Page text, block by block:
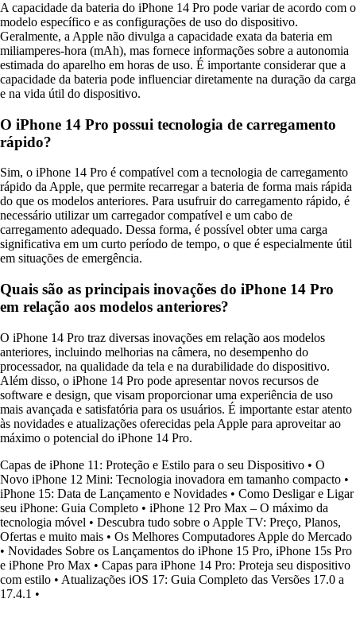
A capacidade da bateria do iPhone 14 Pro pode variar de acordo com o
modelo específico e as configurações de uso do dispositivo.
Geralmente, a Apple não divulga a capacidade exata da bateria em
miliamperes-hora (mAh), mas fornece informações sobre a autonomia
estimada do aparelho em horas de uso. É importante considerar que a
capacidade da bateria pode influenciar diretamente na duração da carga
e na vida útil do dispositivo.
O iPhone 14 Pro possui tecnologia de carregamento
rápido?
Sim, o iPhone 14 Pro é compatível com a tecnologia de carregamento
rápido da Apple, que permite recarregar a bateria de forma mais rápida
do que os modelos anteriores. Para usufruir do carregamento rápido, é
necessário utilizar um carregador compatível e um cabo de
carregamento adequado. Dessa forma, é possível obter uma carga
significativa em um curto período de tempo, o que é especialmente útil
em situações de emergência.
Quais são as principais inovações do iPhone 14 Pro
em relação aos modelos anteriores?
O iPhone 14 Pro traz diversas inovações em relação aos modelos
anteriores, incluindo melhorias na câmera, no desempenho do
processador, na qualidade da tela e na durabilidade do dispositivo.
Além disso, o iPhone 14 Pro pode apresentar novos recursos de
software e design, que visam proporcionar uma experiência de uso
mais avançada e satisfatória para os usuários. É importante estar atento
às novidades e atualizações oferecidas pela Apple para aproveitar ao
máximo o potencial do iPhone 14 Pro.
Capas de iPhone 11: Proteção e Estilo para o seu Dispositivo • O
Novo iPhone 12 Mini: Tecnologia inovadora em tamanho compacto •
iPhone 15: Data de Lançamento e Novidades • Como Desligar e Ligar
seu iPhone: Guia Completo • iPhone 12 Pro Max – O máximo da
tecnologia móvel • Descubra tudo sobre o Apple TV: Preço, Planos,
Ofertas e muito mais • Os Melhores Computadores Apple do Mercado
• Novidades Sobre os Lançamentos do iPhone 15 Pro, iPhone 15s Pro
e iPhone Pro Max • Capas para iPhone 14 Pro: Proteja seu dispositivo
com estilo • Atualizações iOS 17: Guia Completo das Versões 17.0 a
17.4.1 •